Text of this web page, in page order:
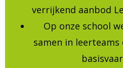
verrijkend aanbod
Op onze school
samen in